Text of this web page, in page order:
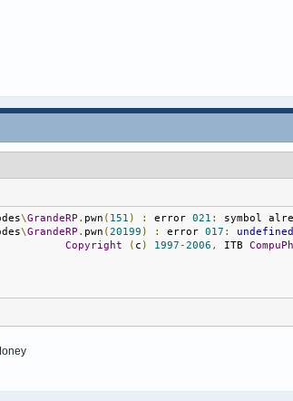
\GrandeRP . pwn ( 151 ) : error 021 :
symbol
\GrandeRP . pwn (20199 ) : error 017 :
Copyright ( c ) 1997-2006 , ITB